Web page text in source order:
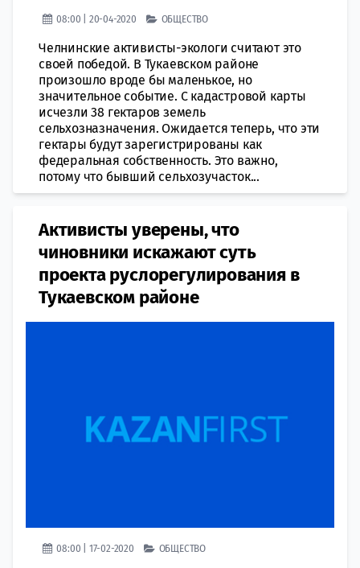
08:00 | 20-04-2020 ОБЩЕСТВО
Челнинские активисты-экологи считают это
своей победой. В Тукаевском районе
произошло вроде бы маленькое, но
значительное событие. С кадастровой карты
исчезли 38 гектаров земель
сельхозназначения. Ожидается теперь, что эти
гектары будут зарегистрированы как
федеральная собственность. Это важно,
потому что бывший сельхозучасток...
Активисты уверены, что
чиновники искажают суть
проекта руслорегулирования в
Тукаевском районе
08:00 | 17-02-2020 ОБЩЕСТВО